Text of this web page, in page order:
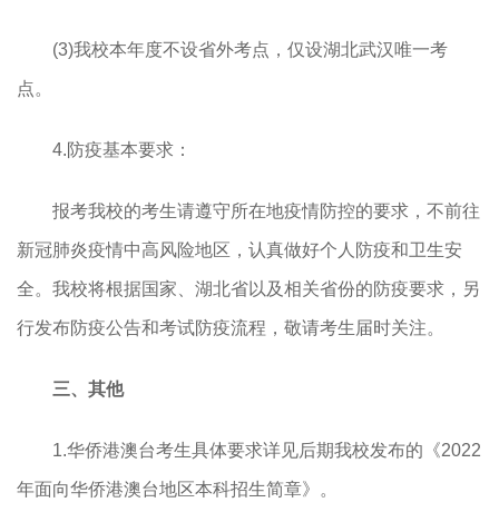
(3)我校本年度不设省外考点，仅设湖北武汉唯一考
点。
4.防疫基本要求：
报考我校的考生请遵守所在地疫情防控的要求，不前往
新冠肺炎疫情中高风险地区，认真做好个人防疫和卫生安
全。我校将根据国家、湖北省以及相关省份的防疫要求，另
行发布防疫公告和考试防疫流程，敬请考生届时关注。
三、其他
1.华侨港澳台考生具体要求详见后期我校发布的《2022
年面向华侨港澳台地区本科招生简章》。